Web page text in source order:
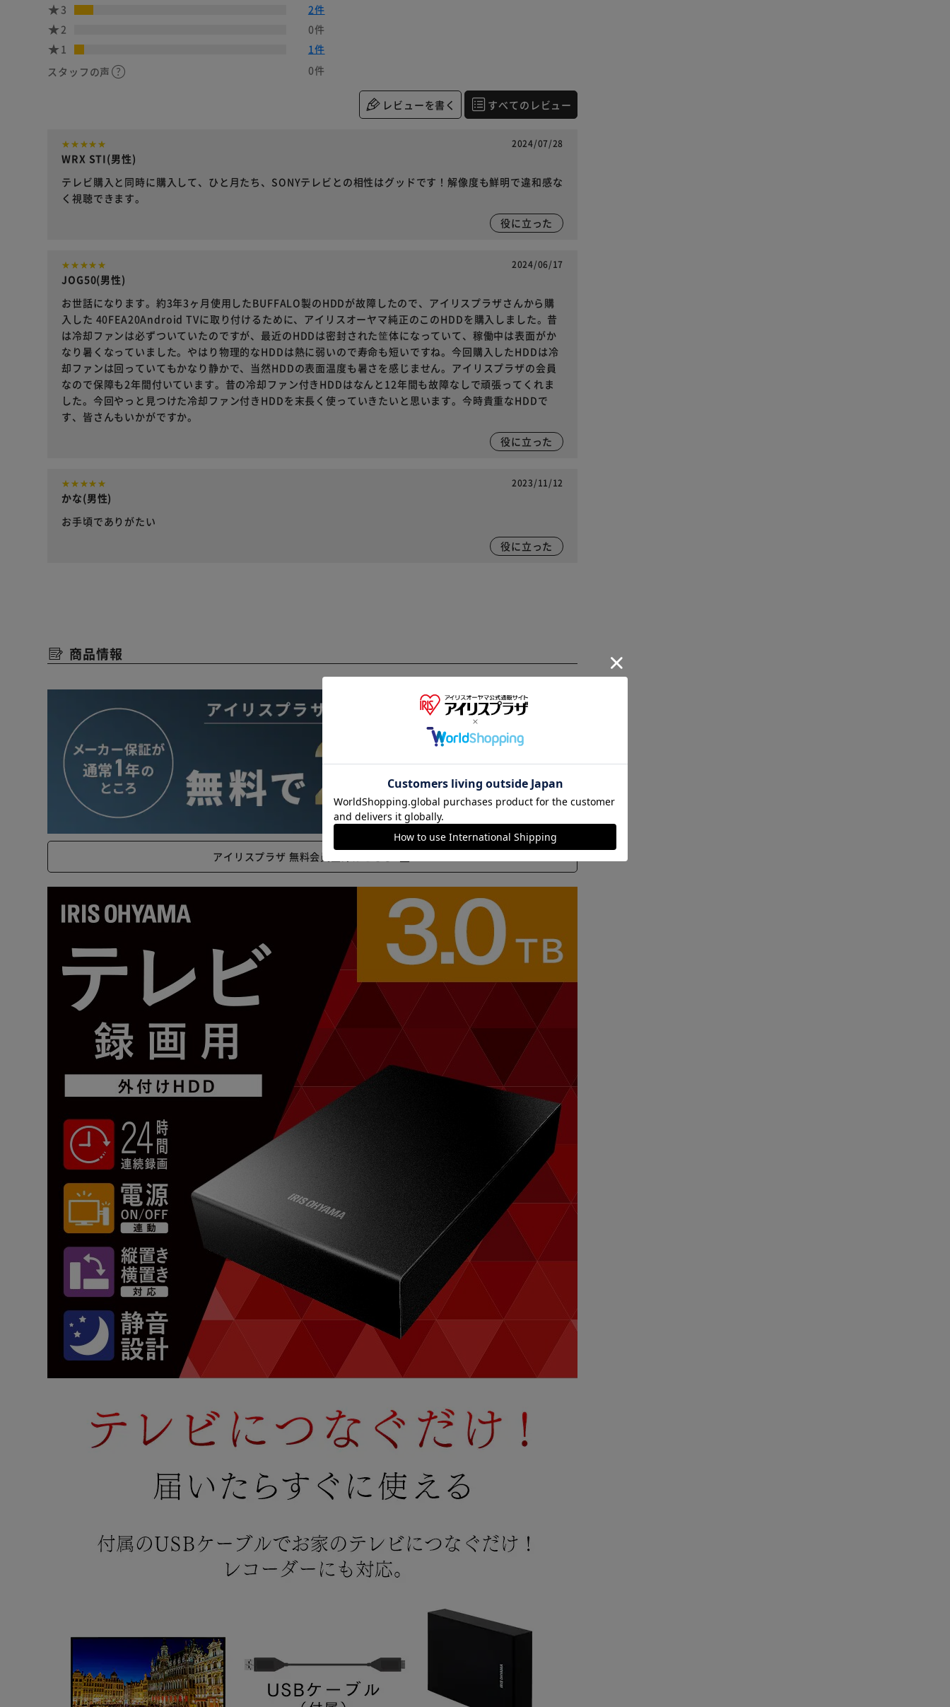
3
2件
2
0件
1
1件
スタッフの声
0件
レビューを書く すべてのレビュー
2024/07/28
WRX STI(男性)
テレビ購入と同時に購入して、ひと月たち、SONYテレビとの相性はグッドです！解像度も鮮明で違和感な
く視聴できます。
役に立った
2024/06/17
JOG50(男性)
お世話になります。約3年3ヶ月使用したBUFFALO製のHDDが故障したので、アイリスプラザさんから購
入した 40FEA20Android TVに取り付けるために、アイリスオーヤマ純正のこのHDDを購入しました。昔
は冷却ファンは必ずついていたのですが、最近のHDDは密封された筐体になっていて、稼働中は表面がか
なり暑くなっていました。やはり物理的なHDDは熱に弱いので寿命も短いですね。今回購入したHDDは冷
却ファンは回っていてもかなり静かで、当然HDDの表面温度も暑さを感じません。アイリスプラザの会員
なので保障も2年間付いています。昔の冷却ファン付きHDDはなんと12年間も故障なしで頑張ってくれま
した。今回やっと見つけた冷却ファン付きHDDを末長く使っていきたいと思います。今時貴重なHDDで
す、皆さんもいかがですか。
役に立った
2023/11/12
かな(男性)
お手頃でありがたい
役に立った
商品情報
アイリスプラザ 無料会員登録はこちら
※ご確認ください